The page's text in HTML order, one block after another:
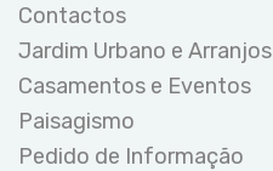
Contactos
Jardim Urbano e Arranjos
Casamentos e Eventos
Paisagismo
Pedido de Informação